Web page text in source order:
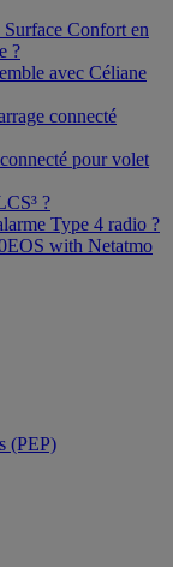
Confort en
?
avec Céliane
connecté
pour volet
?
Type 4 radio ?
with Netatmo
(PEP)